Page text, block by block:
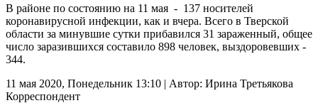
В районе по состоянию на 11 мая - 137 носителей
коронавирусной инфекции, как и вчера. Всего в Тверской
области за минувшие сутки прибавился 31 зараженный, общее
число заразившихся составило 898 человек, выздоровевших -
344.
11 мая 2020, Понедельник 13:10 | Автор: Ирина Третьякова
Корреспондент